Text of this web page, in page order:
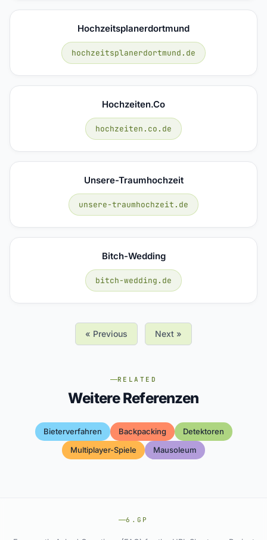
Hochzeitsplanerdortmund
hochzeitsplanerdortmund.de
Hochzeiten.co
hochzeiten.co.de
Unsere-Traumhochzeit
unsere-traumhochzeit.de
Bitch-Wedding
bitch-wedding.de
« Previous Next »
RELATED
Weitere Referenzen
Bieterverfahren Backpacking
Detektoren
Multiplayer-Spiele
Mausoleum
6.GP